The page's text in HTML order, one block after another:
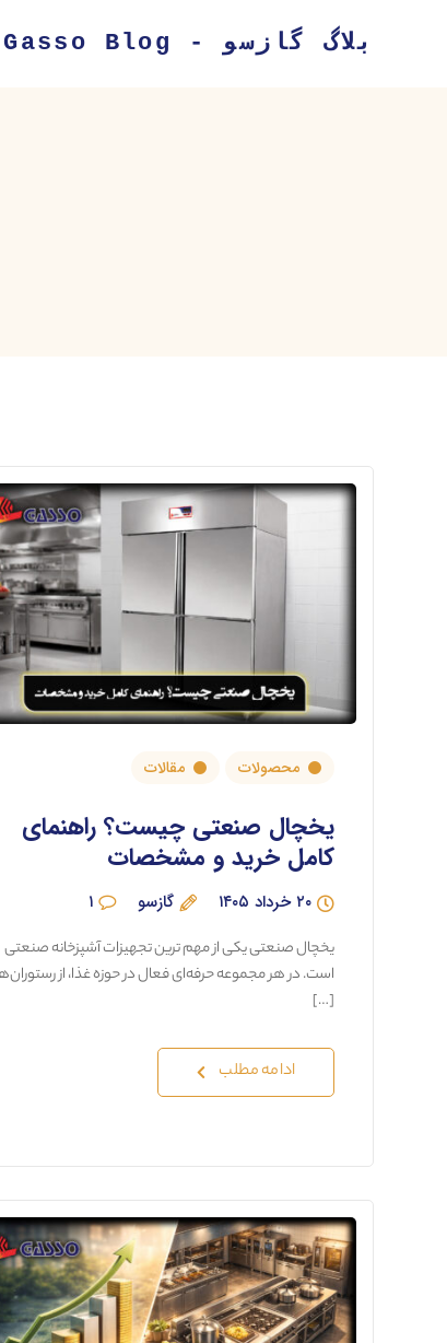
بلاگ گازسو - Gasso Blog
محصولات مقالات
یخچال صنعتی چیست؟ راهنمای
کامل خرید و مشخصات
۲۰ خرداد ۱۴۰۵ گازسو ۱
یخچال صنعتی یکی از مهم ترین تجهیزات آشپزخانه صنعتی
است. در هر مجموعه حرفه‌ای فعال در حوزه غذا، از
[…]
ادامه مطلب